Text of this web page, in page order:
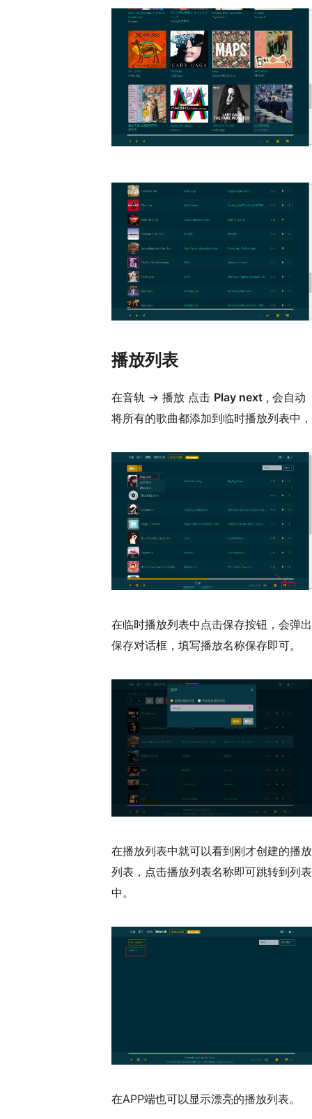
播放列表
在音轨 -> 播放 点击 Play next , 会自动
将所有的歌曲都添加到临时播放列表中，
在临时播放列表中点击保存按钮，会弹出
保存对话框，填写播放名称保存即可。
在播放列表中就可以看到刚才创建的播放
列表，点击播放列表名称即可跳转到列表
中。
在APP端也可以显示漂亮的播放列表。